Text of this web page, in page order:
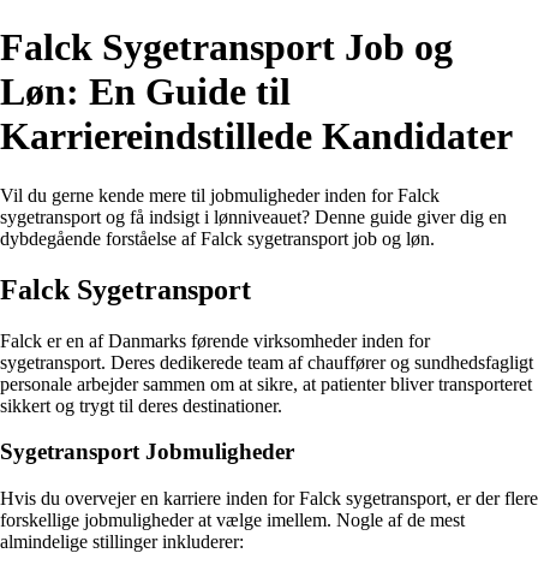
Falck Sygetransport Job og
Løn: En Guide til
Karriereindstillede Kandidater
Vil du gerne kende mere til jobmuligheder inden for Falck
sygetransport og få indsigt i lønniveauet? Denne guide giver dig en
dybdegående forståelse af Falck sygetransport job og løn.
Falck Sygetransport
Falck er en af Danmarks førende virksomheder inden for
sygetransport. Deres dedikerede team af chauffører og sundhedsfagligt
personale arbejder sammen om at sikre, at patienter bliver transporteret
sikkert og trygt til deres destinationer.
Sygetransport Jobmuligheder
Hvis du overvejer en karriere inden for Falck sygetransport, er der flere
forskellige jobmuligheder at vælge imellem. Nogle af de mest
almindelige stillinger inkluderer: